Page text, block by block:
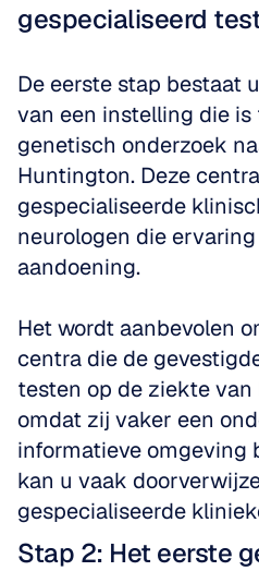
gespecialiseerd
De eerste stap bestaat
van een instelling die
genetisch onderzoek
Huntington. Deze
gespecialiseerde
neurologen die
aandoening.
Het wordt aanbevolen
centra die de
testen op de ziekte
omdat zij vaker een
informatieve omgeving
kan u vaak
gespecialiseerde
Stap 2: Het eerste